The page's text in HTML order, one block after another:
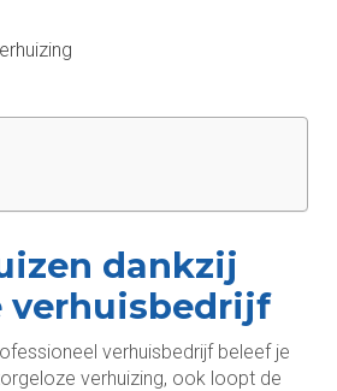
dankzij
verhuisbedrijf
verhuisbedrijf beleef je
verhuizing, ook loopt de